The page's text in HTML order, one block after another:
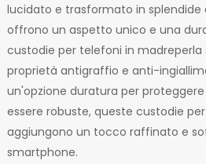
lucidato e trasformato in
offrono un aspetto unico e una
custodie per telefoni in madreperla
proprietà antigraffio e anti-
un'opzione duratura per
essere robuste, queste custodie
aggiungono un tocco raffinato e
smartphone.